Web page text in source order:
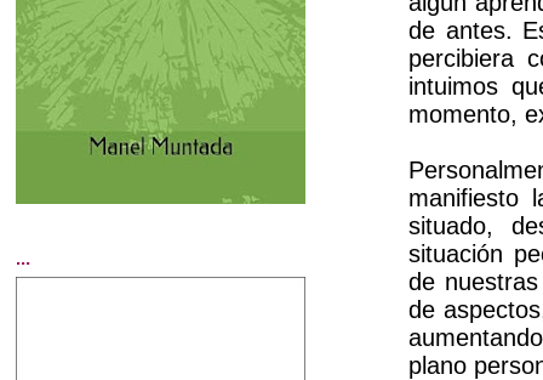
de antes.
percibiera
intuimos
momento,
manifiesto
situado,
situación
de
de
plano
...